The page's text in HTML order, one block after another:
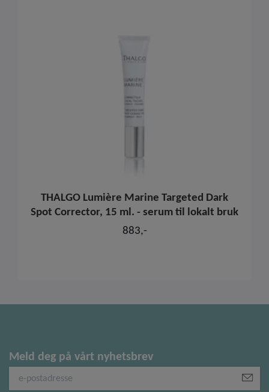
THALGO Lumière Marine Targeted Dark
Spot Corrector, 15 ml. - serum til lokalt bruk
883,-
Meld deg på vårt nyhetsbrev